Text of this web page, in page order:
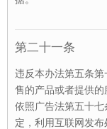
第二十一条
违反本办法第五条
售的产品或者提供的
依照广告法第五十
定，利用互联网发